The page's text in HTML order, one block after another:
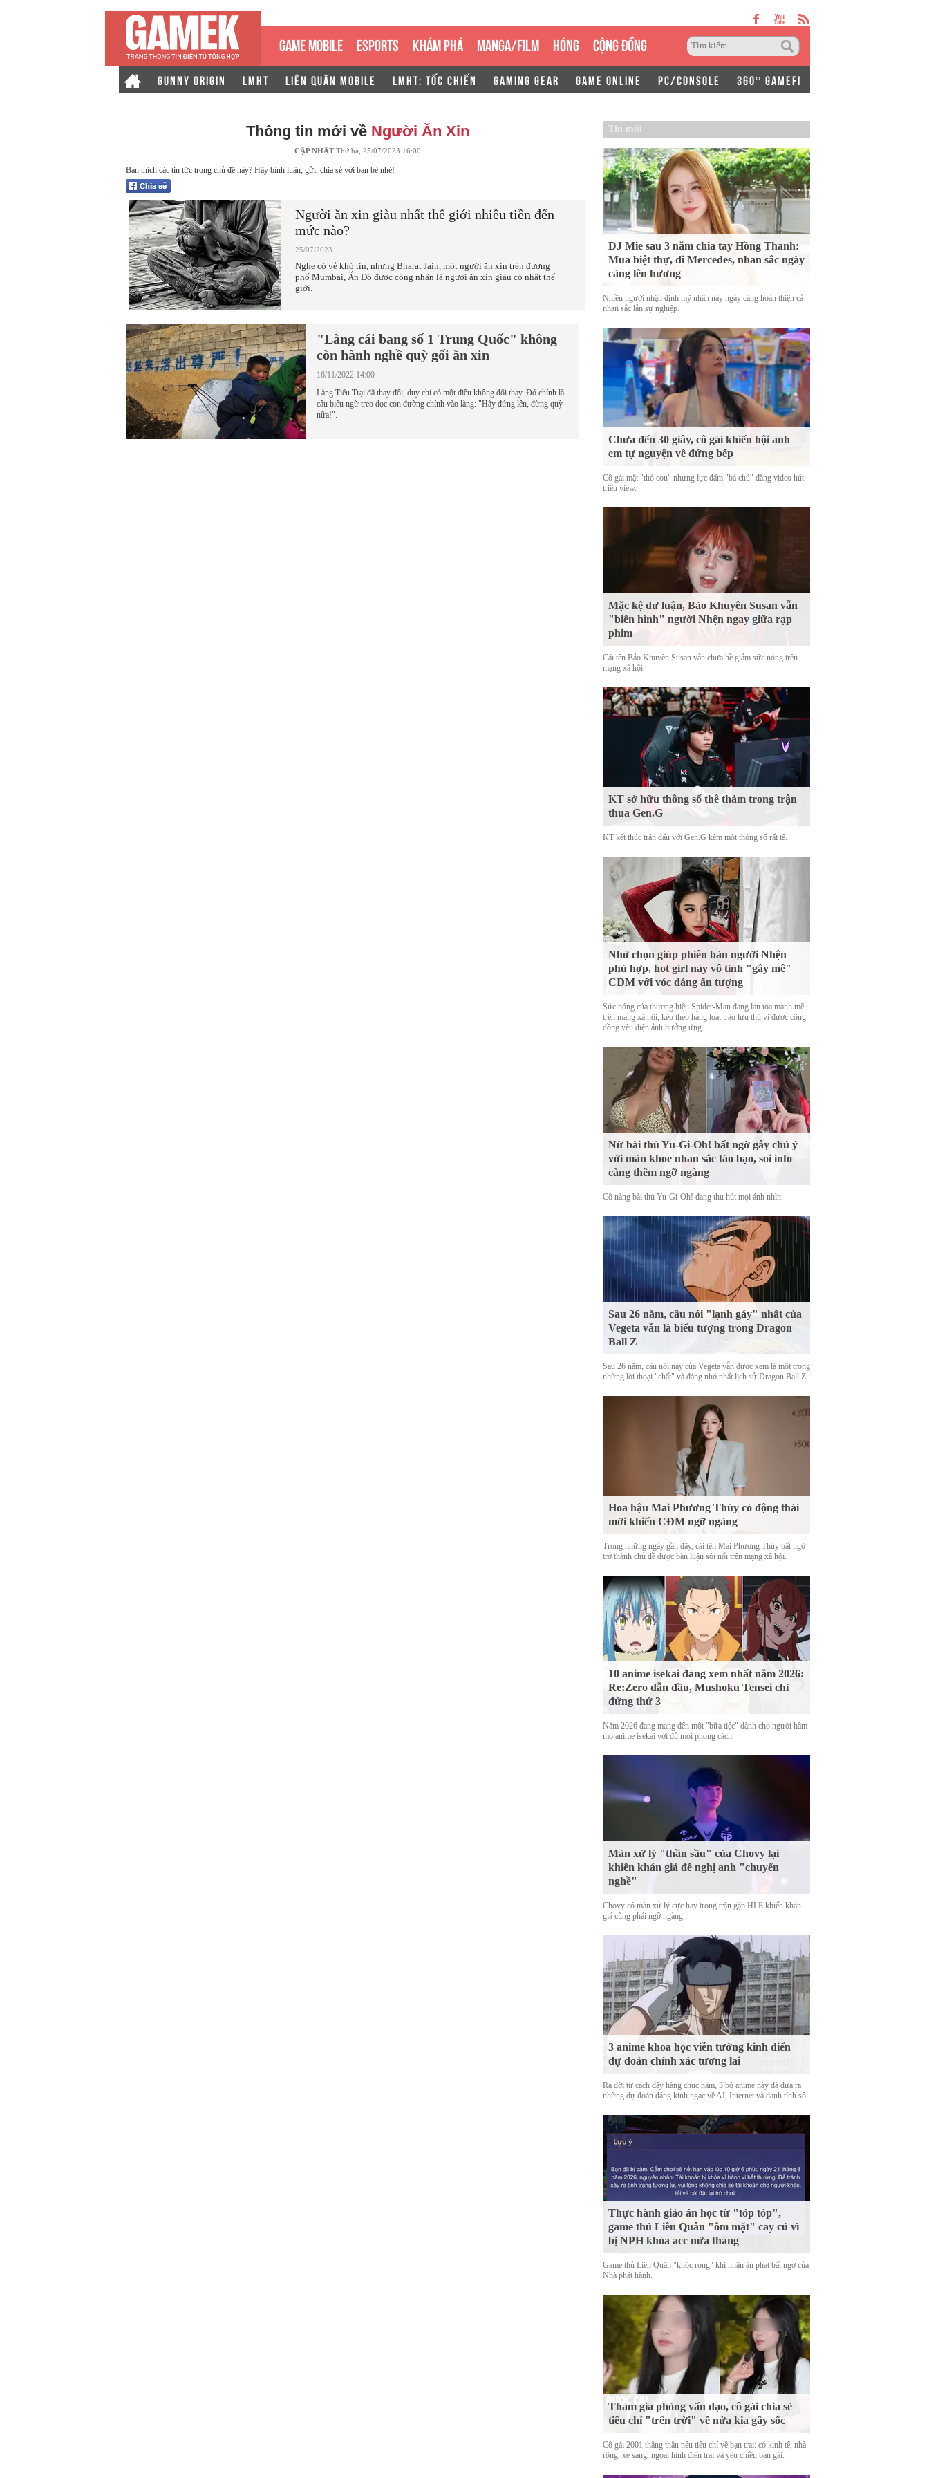
GAME MOBILE ESPORTS KHÁM PHÁ MANGA/FILM HÓNG CỘNG ĐỒNG
GUNNY ORIGIN LMHT LIÊN QUÂN MOBILE LMHT: TỐC CHIẾN GAMING GEAR GAME ONLINE PC/CONSOLE 360° GAMEFI
Thông tin mới về Người Ăn Xin
CẬP NHẬTThứ ba, 25/07/2023 16:00
Bạn thích các tin tức trong chủ đề này? Hãy bình luận, gửi, chia sẻ với bạn bè nhé!
Người ăn xin giàu nhất thế giới nhiều tiền đến
mức nào?
25/07/2023
Nghe có vẻ khó tin, nhưng Bharat Jain, một người ăn xin trên đường
phố Mumbai, Ấn Độ được công nhận là người ăn xin giàu có nhất thế
giới.
"Làng cái bang số 1 Trung Quốc" không
còn hành nghề quỳ gối ăn xin
16/11/2022 14:00
Làng Tiểu Trại đã thay đổi, duy chỉ có một điều không đổi thay. Đó chính là
câu biểu ngữ treo dọc con đường chính vào làng: "Hãy đứng lên, đừng quỳ
nữa!".
Tin mới
DJ Mie sau 3 năm chia tay Hồng Thanh:
Mua biệt thự, đi Mercedes, nhan sắc ngày
càng lên hương
Nhiều người nhận định mỹ nhân này ngày càng hoàn thiện cả
nhan sắc lẫn sự nghiệp.
Chưa đến 30 giây, cô gái khiến hội anh
em tự nguyện về đứng bếp
Cô gái mặt "thỏ con" nhưng lực đấm "bá chủ" đăng video hút
triệu view.
Mặc kệ dư luận, Bảo Khuyên Susan vẫn
"biến hình" người Nhện ngay giữa rạp
phim
Cái tên Bảo Khuyên Susan vẫn chưa hề giảm sức nóng trên
mạng xã hội.
KT sở hữu thông số thê thảm trong trận
thua Gen.G
KT kết thúc trận đấu với Gen.G kèm một thông số rất tệ.
Nhờ chọn giúp phiên bản người Nhện
phù hợp, hot girl này vô tình "gây mê"
CĐM với vóc dáng ấn tượng
Sức nóng của thương hiệu Spider-Man đang lan tỏa mạnh mẽ
trên mạng xã hội, kéo theo hàng loạt trào lưu thú vị được cộng
đồng yêu điện ảnh hưởng ứng.
Nữ bài thủ Yu-Gi-Oh! bất ngờ gây chú ý
với màn khoe nhan sắc táo bạo, soi info
càng thêm ngỡ ngàng
Cô nàng bài thủ Yu-Gi-Oh! đang thu hút mọi ánh nhìn.
Sau 26 năm, câu nói "lạnh gáy" nhất của
Vegeta vẫn là biểu tượng trong Dragon
Ball Z
Sau 26 năm, câu nói này của Vegeta vẫn được xem là một trong
những lời thoại "chất" và đáng nhớ nhất lịch sử Dragon Ball Z.
Hoa hậu Mai Phương Thúy có động thái
mới khiến CĐM ngỡ ngàng
Trong những ngày gần đây, cái tên Mai Phương Thúy bất ngờ
trở thành chủ đề được bàn luận sôi nổi trên mạng xã hội.
10 anime isekai đáng xem nhất năm 2026:
Re:Zero dẫn đầu, Mushoku Tensei chỉ
đứng thứ 3
Năm 2026 đang mang đến một "bữa tiệc" dành cho người hâm
mộ anime isekai với đủ mọi phong cách.
Màn xử lý "thần sầu" của Chovy lại
khiến khán giả đề nghị anh "chuyển
nghề"
Chovy có màn xử lý cực hay trong trận gặp HLE khiến khán
giả cũng phải ngỡ ngàng.
3 anime khoa học viễn tưởng kinh điển
dự đoán chính xác tương lai
Ra đời từ cách đây hàng chục năm, 3 bộ anime này đã đưa ra
những dự đoán đáng kinh ngạc về AI, Internet và danh tính số.
Thực hành giáo án học từ "tóp tóp",
game thủ Liên Quân "ôm mặt" cay cú vì
bị NPH khóa acc nửa tháng
Game thủ Liên Quân "khóc ròng" khi nhận án phạt bất ngờ của
Nhà phát hành.
Tham gia phỏng vấn dạo, cô gái chia sẻ
tiêu chí "trên trời" về nửa kia gây sốc
Cô gái 2001 thẳng thắn nêu tiêu chí về bạn trai: có kinh tế, nhà
rộng, xe sang, ngoại hình điển trai và yêu chiều bạn gái.